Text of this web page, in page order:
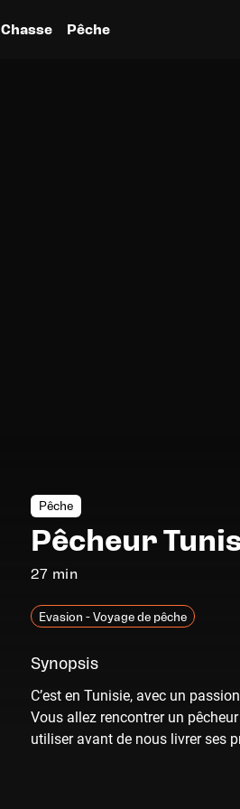
Chasse Pêche
Pêche
Pêcheur
27 min
Evasion - Voyage de pêche
Synopsis
C’est en Tunisie, avec un
Vous allez rencontrer un
utiliser avant de nous livrer ses